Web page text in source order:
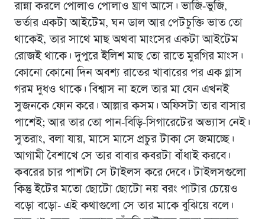
রান্না করলে পোলাও পোলাও ঘ্রাণ আসে। ভাজি-ভুজি,
ভর্তার একটা আইটেম, ঘন ডাল আর পেটচুক্তি ভাত তো
থাকেই, তার সাথে মাছ অথবা মাংসের একটা আইটেম
রোজই থাকে। দুপুরে ইলিশ মাছ তো রাতে মুরগির মাংস।
কোনো কোনো দিন অবশ্য রাতের খাবারের পর এক গ্লাস
গরম দুধও থাকে। বিশ্বাস না হলে তার মা যেন এখনই
সুজনকে ফোন করে। আল্লার কসম। অফিসটা তার বাসার
পাশেই; আর তার তো পান-বিড়ি-সিগারেটের অভ্যাস নেই।
সুতরাং, বলা যায়, মাসে মাসে প্রচুর টাকা সে জমাচ্ছে।
আগামী বৈশাখে সে তার বাবার কবরটা বাঁধাই করবে।
কবরের চার পাশটা সে টাইলস করে দেবে। টাইলসগুলো
কিন্তু ইটের মতো ছোটো ছোটো নয় বরং পাটার চেয়েও
বড়ো বড়ো- এই কথাগুলো সে তার মাকে বুঝিয়ে বলে।